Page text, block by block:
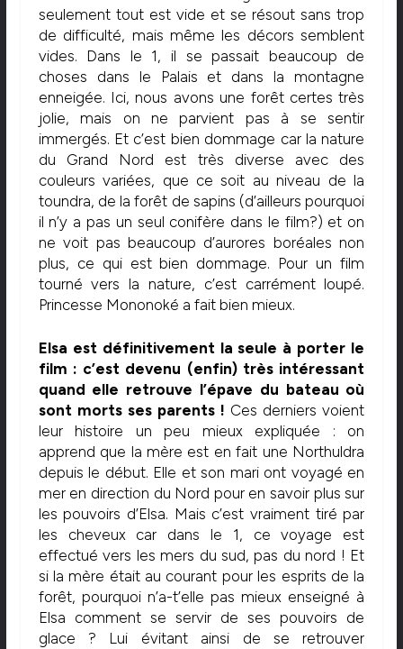
seulement tout est vide et se résout sans trop
de difficulté, mais même les décors semblent
vides. Dans le 1, il se passait beaucoup de
choses dans le Palais et dans la montagne
enneigée. Ici, nous avons une forêt certes très
jolie, mais on ne parvient pas à se sentir
immergés. Et c’est bien dommage car la nature
du Grand Nord est très diverse avec des
couleurs variées, que ce soit au niveau de la
toundra, de la forêt de sapins (d’ailleurs pourquoi
il n’y a pas un seul conifère dans le film?) et on
ne voit pas beaucoup d’aurores boréales non
plus, ce qui est bien dommage. Pour un film
tourné vers la nature, c’est carrément loupé.
Princesse Mononoké a fait bien mieux.
Elsa est définitivement la seule à porter le
film : c’est devenu (enfin) très intéressant
quand elle retrouve l’épave du bateau où
sont morts ses parents ! Ces derniers voient
leur histoire un peu mieux expliquée : on
apprend que la mère est en fait une Northuldra
depuis le début. Elle et son mari ont voyagé en
mer en direction du Nord pour en savoir plus sur
les pouvoirs d’Elsa. Mais c’est vraiment tiré par
les cheveux car dans le 1, ce voyage est
effectué vers les mers du sud, pas du nord ! Et
si la mère était au courant pour les esprits de la
forêt, pourquoi n’a-t’elle pas mieux enseigné à
Elsa comment se servir de ses pouvoirs de
glace ? Lui évitant ainsi de se retrouver